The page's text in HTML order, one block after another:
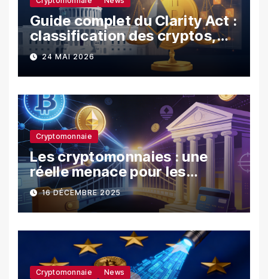
Guide complet du Clarity Act :
classification des cryptos,
SEC vs CFTC, et impacts sur
les investisseurs
24 MAI 2026
Cryptomonnaie
Les cryptomonnaies : une
réelle menace pour les
banques ?
16 DÉCEMBRE 2025
Cryptomonnaie News